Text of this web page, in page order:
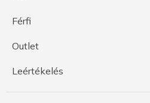
Férfi
Outlet
Leértékelés